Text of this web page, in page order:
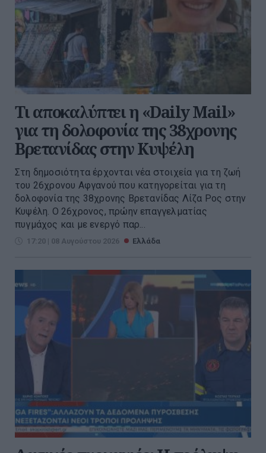
Τι αποκαλύπτει η «Daily Mail»
για τη δολοφονία της 38χρονης
Βρετανίδας στην Κυψέλη
Στη δημοσιότητα έρχονται νέα στοιχεία για τη ζωή
του 26χρονου Αφγανού που κατηγορείται για τη
δολοφονία της 38χρονης Βρετανίδας Λίζα Ρος στην
Κυψέλη. Ο 26χρονος, πρώην επαγγελματίας
πυγμάχος και με ενεργό παρ...
17:20 | 08 Αυγούστου 2026 Ελλάδα